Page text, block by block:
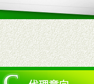
服务支持：营销全程跟踪服
货支持：诚信为本的退换货
理条件
婴幼儿产品经销网络，营养
公司产品及经营理念，有良
按照统一最低渠道价格，统